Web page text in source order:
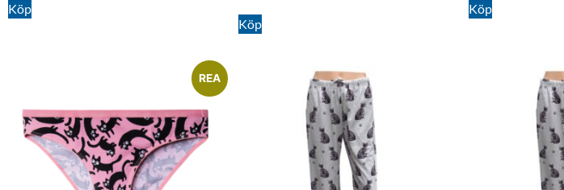
Köp
Köp
Köp
REA